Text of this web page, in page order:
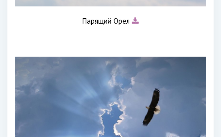
Парящий Орел